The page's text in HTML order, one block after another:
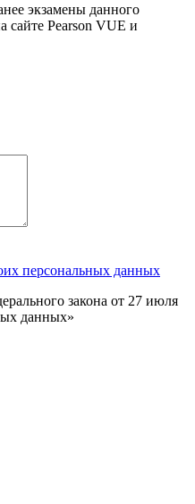
экзамены данного
сайте Pearson VUE и
персональных данных
закона от 27 июля
данных»